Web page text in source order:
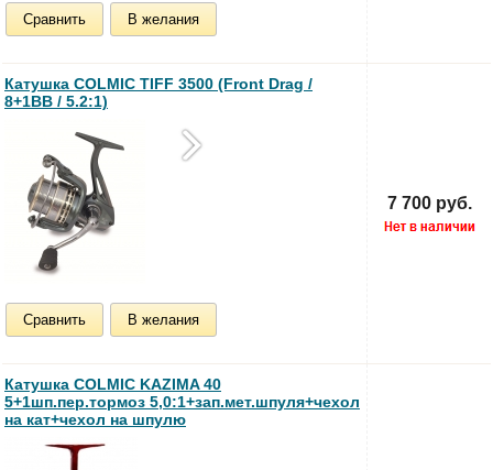
Сравнить В желания
Катушка COLMIC TIFF 3500 (Front Drag /
8+1BB / 5.2:1)
Сравнить В желания
7 700 руб.
Катушка COLMIC KAZIMA 40
5+1шп.пер.тормоз 5,0:1+зап.мет.шпуля+чехол
на кат+чехол на шпулю